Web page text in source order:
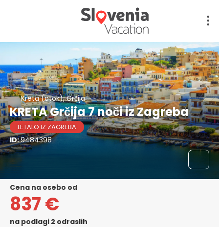
Kreta (otok), Grčija
KRETA Grčija 7 noči iz Zagreba
LETALO IZ ZAGREBA
ID:9484398
cena na osebo od
837 €
na podlagi 2 odraslih